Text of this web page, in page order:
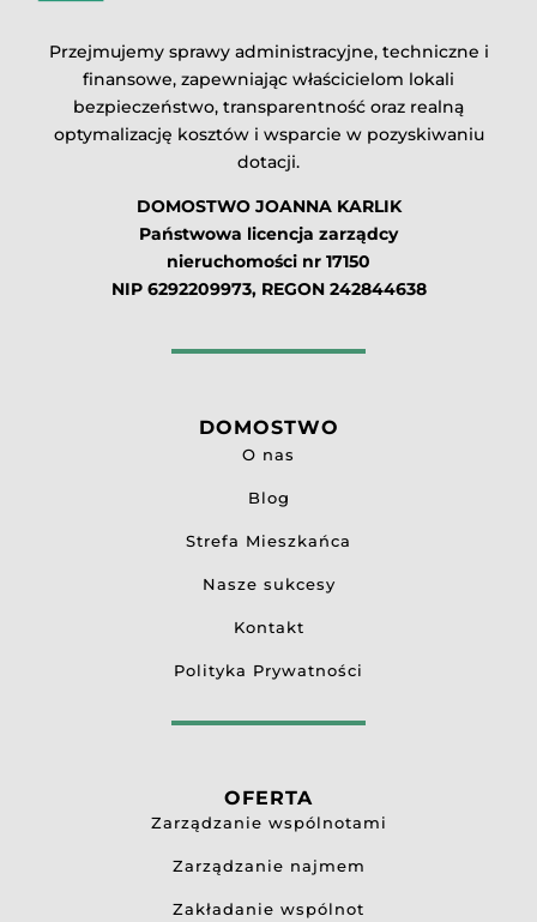
Przejmujemy sprawy administracyjne, techniczne i
finansowe, zapewniając właścicielom lokali
bezpieczeństwo, transparentność oraz realną
optymalizację kosztów i wsparcie w pozyskiwaniu
dotacji.
DOMOSTWO JOANNA KARLIK
Państwowa licencja zarządcy
nieruchomości nr 17150
NIP 6292209973, REGON 242844638
DOMOSTWO
O nas
Blog
Strefa Mieszkańca
Nasze sukcesy
Kontakt
Polityka Prywatności
OFERTA
Zarządzanie wspólnotami
Zarządzanie najmem
Zakładanie wspólnot